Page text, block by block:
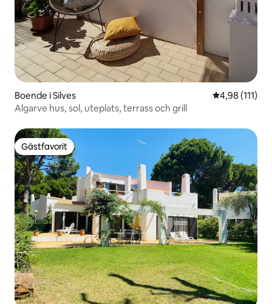
Boende i Silves 4,98 av 5 i
4,98 (111)
Algarve hus, sol, uteplats, terrass och grill
Gästfavorit
Gästfavorit